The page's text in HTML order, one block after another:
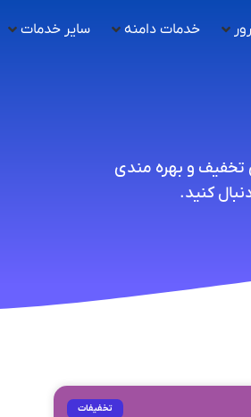
خدمات دامنه سایر خدمات
تخفیف و بهره مندی
کنید.
تخفیفات